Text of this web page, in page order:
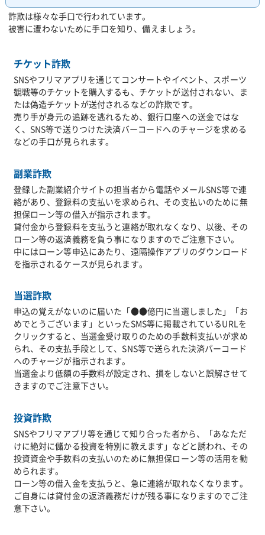
詐欺は様々な手口で行われています。
被害に遭わないために手口を知り、備えましょう。
チケット詐欺
SNSやフリマアプリを通じてコンサートやイベント、スポーツ
観戦等のチケットを購入するも、チケットが送付されない、ま
たは偽造チケットが送付されるなどの詐欺です。
売り手が身元の追跡を逃れるため、銀行口座への送金ではな
く、SNS等で送りつけた決済バーコードへのチャージを求める
などの手口が見られます。
副業詐欺
登録した副業紹介サイトの担当者から電話やメールSNS等で連
絡があり、登録料の支払いを求められ、その支払いのために無
担保ローン等の借入が指示されます。
貸付金から登録料を支払うと連絡が取れなくなり、以後、その
ローン等の返済義務を負う事になりますのでご注意下さい。
中にはローン等申込にあたり、遠隔操作アプリのダウンロード
を指示されるケースが見られます。
当選詐欺
申込の覚えがないのに届いた「●●億円に当選しました」「お
めでとうございます」といったSMS等に掲載されているURLを
クリックすると、当選金受け取りのための手数料支払いが求め
られ、その支払手段として、SNS等で送られた決済バーコード
へのチャージが指示されます。
当選金より低額の手数料が設定され、損をしないと誤解させて
きますのでご注意下さい。
投資詐欺
SNSやフリマアプリ等を通じて知り合った者から、「あなただ
けに絶対に儲かる投資を特別に教えます」などと誘われ、その
投資資金や手数料の支払いのために無担保ローン等の活用を勧
められます。
ローン等の借入金を支払うと、急に連絡が取れなくなります。
ご自身には貸付金の返済義務だけが残る事になりますのでご注
意下さい。